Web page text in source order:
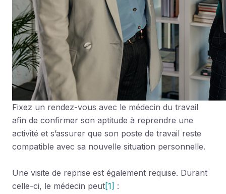
Fixez un rendez-vous avec le médecin du travail
afin de confirmer son aptitude à reprendre une
activité et s’assurer que son poste de travail reste
compatible avec sa nouvelle situation personnelle.
Une visite de reprise est également requise. Durant
celle-ci, le médecin peut[1] :